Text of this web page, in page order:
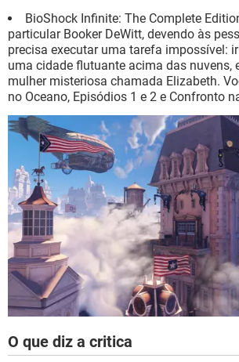
BioShock Infinite: The Complete
particular Booker DeWitt, devendo às
precisa executar uma tarefa impossível:
uma cidade flutuante acima das nuvens,
mulher misteriosa chamada Elizabeth.
no Oceano, Episódios 1 e 2 e Confronto
O que diz a critica